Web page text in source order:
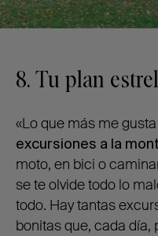
8. Tu plan
«Lo que más me
excursiones a la
moto, en bici o
se te olvide todo lo
todo. Hay tantas
bonitas que, cada